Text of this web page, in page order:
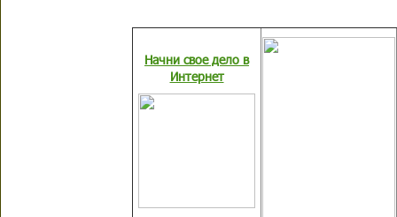
Начни свое дело в
Интернет